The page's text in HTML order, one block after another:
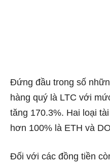
Đứng đầu trong số
hàng quý là LTC với
tăng 170.3%. Hai loại
hơn 100% là ETH và
Đối với các đồng tiền